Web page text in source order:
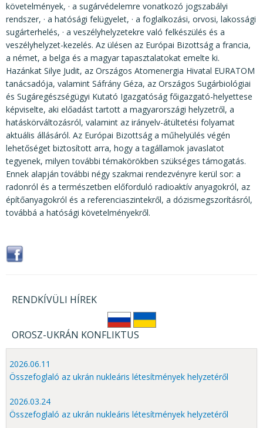
követelmények, · a sugárvédelemre vonatkozó jogszabályi
rendszer, · a hatósági felügyelet, · a foglalkozási, orvosi, lakossági
sugárterhelés, · a veszélyhelyzetekre való felkészülés és a
veszélyhelyzet-kezelés. Az ülésen az Európai Bizottság a francia,
a német, a belga és a magyar tapasztalatokat emelte ki.
Hazánkat Silye Judit, az Országos Atomenergia Hivatal EURATOM
tanácsadója, valamint Sáfrány Géza, az Országos Sugárbiológiai
és Sugáregészségügyi Kutató Igazgatóság főigazgató-helyettese
képviselte, aki előadást tartott a magyarországi helyzetről, a
hatáskörváltozásról, valamint az irányelv-átültetési folyamat
aktuális állásáról. Az Európai Bizottság a műhelyülés végén
lehetőséget biztosított arra, hogy a tagállamok javaslatot
tegyenek, milyen további témakörökben szükséges támogatás.
Ennek alapján további négy szakmai rendezvényre kerül sor: a
radonról és a természetben előforduló radioaktív anyagokról, az
építőanyagokról és a referenciaszintekről, a dózismegszorításról,
továbbá a hatósági követelményekről.
RENDKÍVÜLI HÍREK
OROSZ-UKRÁN KONFLIKTUS
2026.06.11
Összefoglaló az ukrán nukleáris létesítmények helyzetéről
2026.03.24
Összefoglaló az ukrán nukleáris létesítmények helyzetéről